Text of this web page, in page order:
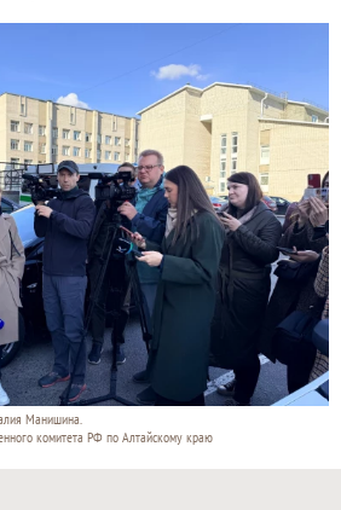
Манишина.
комитета РФ по Алтайскому краю